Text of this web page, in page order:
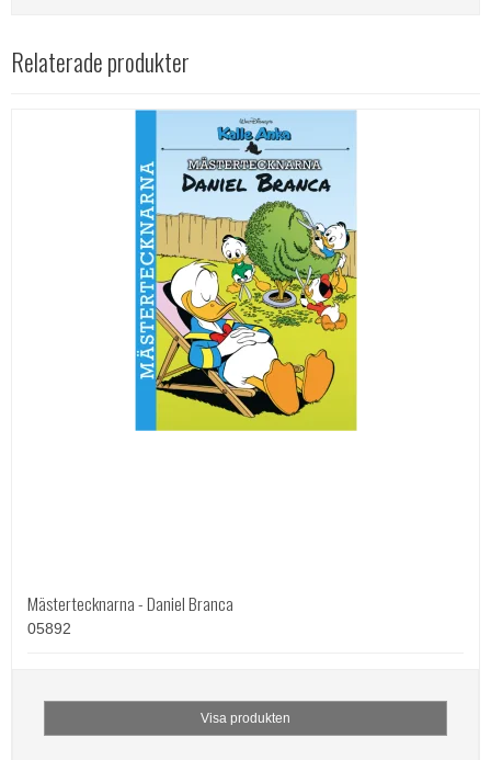
Relaterade produkter
Mästertecknarna - Daniel Branca
05892
Visa produkten